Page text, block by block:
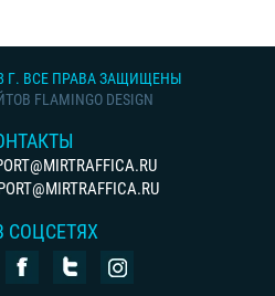
Г. ВСЕ ПРАВА ЗАЩИЩЕНЫ
FLAMINGO DESIGN
СОЦСЕТЯХ